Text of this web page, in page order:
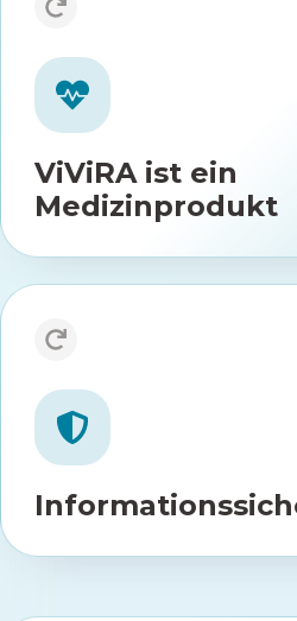
ViViRA ist ein
Medizinprodukt
MDR